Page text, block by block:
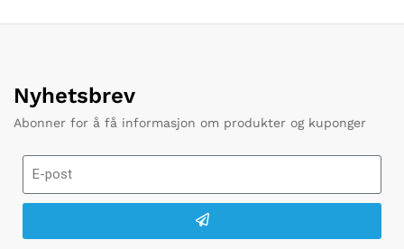
Nyhetsbrev
Abonner for å få informasjon om produkter og kuponger